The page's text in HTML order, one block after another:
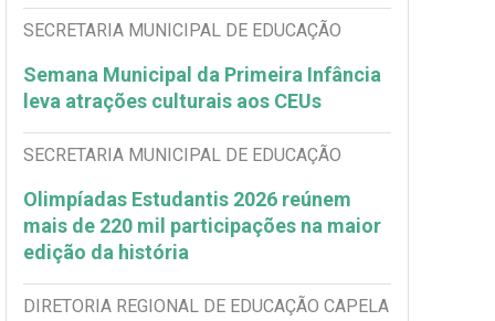
SECRETARIA MUNICIPAL DE EDUCAÇÃO
Semana Municipal da Primeira Infância
leva atrações culturais aos CEUs
SECRETARIA MUNICIPAL DE EDUCAÇÃO
Olimpíadas Estudantis 2026 reúnem
mais de 220 mil participações na maior
edição da história
DIRETORIA REGIONAL DE EDUCAÇÃO CAPELA